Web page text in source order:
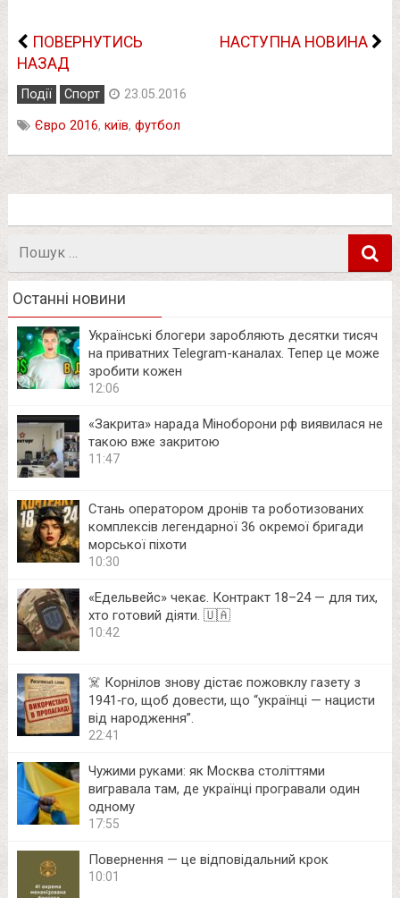
ПОВЕРНУТИСЬ
НАЗАД
НАСТУПНА НОВИНА
Події Спорт 23.05.2016
Євро 2016, київ, футбол
Пошук
Останні новини
Українські блогери заробляють десятки тисяч
на приватних Telegram-каналах. Тепер це може
зробити кожен
12:06
«Закрита» нарада Міноборони рф виявилася не
такою вже закритою
11:47
Стань оператором дронів та роботизованих
комплексів легендарної 36 окремої бригади
морської піхоти
10:30
«Едельвейс» чекає. Контракт 18–24 — для тих,
хто готовий діяти. 🇺🇦
10:42
☠️ Корнілов знову дістає пожовклу газету з
1941‑го, щоб довести, що “українці — нацисти
від народження”.
22:41
Чужими руками: як Москва століттями
вигравала там, де українці програвали один
одному
17:55
Повернення — це відповідальний крок
10:01